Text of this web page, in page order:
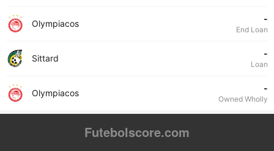
Olympiacos -
End Loan
Sittard -
Loan
Olympiacos -
Owned Wholly
Futebolscore.com